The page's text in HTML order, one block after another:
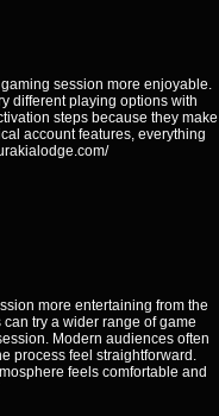
session more enjoyable.
different playing options with
steps because they make
account features, everything
more entertaining from the
try a wider range of game
Modern audiences often
process feel straightforward.
feels comfortable and